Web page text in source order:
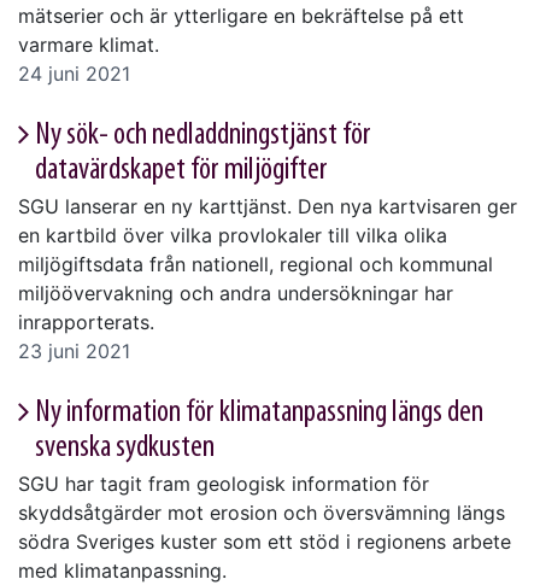
mätserier och är ytterligare en bekräftelse på ett
varmare klimat.
24 juni 2021
Ny sök- och nedladdningstjänst för
datavärdskapet för miljögifter
SGU lanserar en ny karttjänst. Den nya kartvisaren ger
en kartbild över vilka provlokaler till vilka olika
miljögiftsdata från nationell, regional och kommunal
miljöövervakning och andra undersökningar har
inrapporterats.
23 juni 2021
Ny information för klimatanpassning längs den
svenska sydkusten
SGU har tagit fram geologisk information för
skyddsåtgärder mot erosion och översvämning längs
södra Sveriges kuster som ett stöd i regionens arbete
med klimatanpassning.